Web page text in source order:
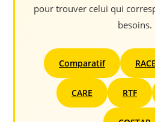
pour trouver celui qui
besoins.
Comparatif RACE
CARE RTF